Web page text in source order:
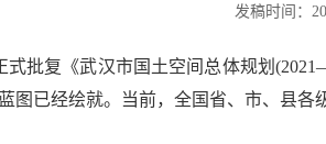
发稿时间：
复《武汉市国土空间总体规划
图已经绘就。当前，全国省、市、县